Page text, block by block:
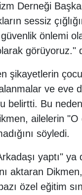
Derneği
sessiz
önlemi
görüyoruz."
şikayetlerin
ve eve
belirtti. Bu
ailelerin "O
söyledi.
yaptı"
aktaran
özel eğitim